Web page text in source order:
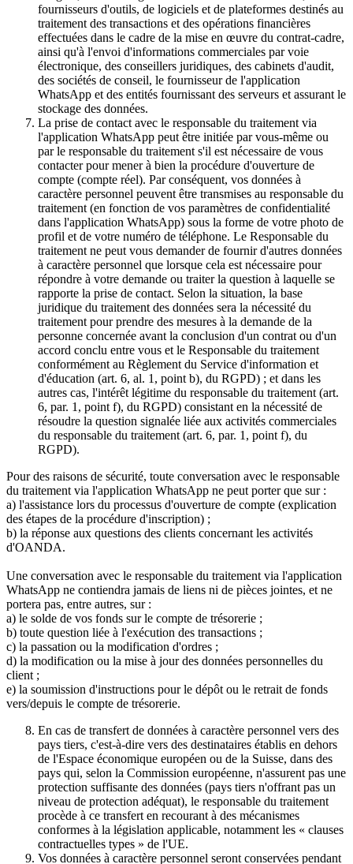
fournisseurs d'outils, de logiciels et de plateformes destinés au
traitement des transactions et des opérations financières
effectuées dans le cadre de la mise en œuvre du contrat-cadre,
ainsi qu'à l'envoi d'informations commerciales par voie
électronique, des conseillers juridiques, des cabinets d'audit,
des sociétés de conseil, le fournisseur de l'application
WhatsApp et des entités fournissant des serveurs et assurant le
stockage des données.
La prise de contact avec le responsable du traitement via
l'application WhatsApp peut être initiée par vous-même ou
par le responsable du traitement s'il est nécessaire de vous
contacter pour mener à bien la procédure d'ouverture de
compte (compte réel). Par conséquent, vos données à
caractère personnel peuvent être transmises au responsable du
traitement (en fonction de vos paramètres de confidentialité
dans l'application WhatsApp) sous la forme de votre photo de
profil et de votre numéro de téléphone. Le Responsable du
traitement ne peut vous demander de fournir d'autres données
à caractère personnel que lorsque cela est nécessaire pour
répondre à votre demande ou traiter la question à laquelle se
rapporte la prise de contact. Selon la situation, la base
juridique du traitement des données sera la nécessité du
traitement pour prendre des mesures à la demande de la
personne concernée avant la conclusion d'un contrat ou d'un
accord conclu entre vous et le Responsable du traitement
conformément au Règlement du Service d'information et
d'éducation (art. 6, al. 1, point b), du RGPD) ; et dans les
autres cas, l'intérêt légitime du responsable du traitement (art.
6, par. 1, point f), du RGPD) consistant en la nécessité de
résoudre la question signalée liée aux activités commerciales
du responsable du traitement (art. 6, par. 1, point f), du
RGPD).
Pour des raisons de sécurité, toute conversation avec le responsable
du traitement via l'application WhatsApp ne peut porter que sur :
a) l'assistance lors du processus d'ouverture de compte (explication
des étapes de la procédure d'inscription) ;
b) la réponse aux questions des clients concernant les activités
d'OANDA.
Une conversation avec le responsable du traitement via l'application
WhatsApp ne contiendra jamais de liens ni de pièces jointes, et ne
portera pas, entre autres, sur :
a) le solde de vos fonds sur le compte de trésorerie ;
b) toute question liée à l'exécution des transactions ;
c) la passation ou la modification d'ordres ;
d) la modification ou la mise à jour des données personnelles du
client ;
e) la soumission d'instructions pour le dépôt ou le retrait de fonds
vers/depuis le compte de trésorerie.
En cas de transfert de données à caractère personnel vers des
pays tiers, c'est-à-dire vers des destinataires établis en dehors
de l'Espace économique européen ou de la Suisse, dans des
pays qui, selon la Commission européenne, n'assurent pas une
protection suffisante des données (pays tiers n'offrant pas un
niveau de protection adéquat), le responsable du traitement
procède à ce transfert en recourant à des mécanismes
conformes à la législation applicable, notamment les « clauses
contractuelles types » de l'UE.
Vos données à caractère personnel seront conservées pendant